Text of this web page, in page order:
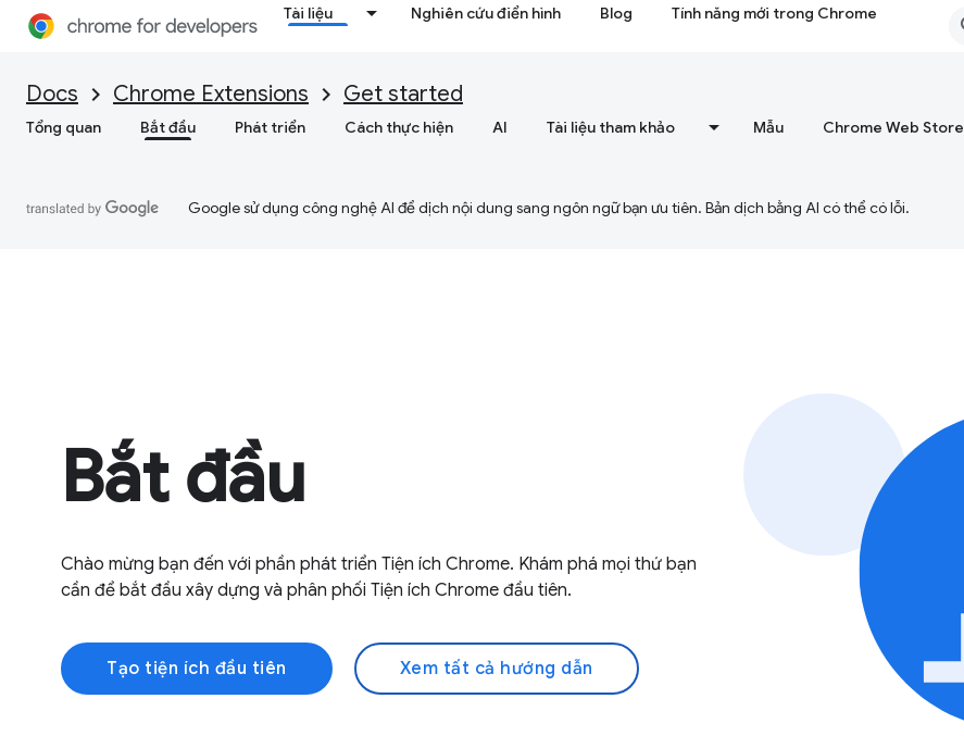
Tài liệu Nghiên cứu điển hình Blog Tính năng mới trong Chrome
Docs Chrome Extensions Get started
Tổng quan Bắt đầu Phát triển Cách thực hiện AI Tài liệu tham khảo Mẫu Chrome Web Store
Google sử dụng công nghệ AI để dịch nội dung sang ngôn ngữ bạn ưu tiên. Bản dịch bằng AI có thể có lỗi.
Bắt đầu
Chào mừng bạn đến với phần phát triển Tiện ích Chrome. Khám phá mọi thứ bạn
cần để bắt đầu xây dựng và phân phối Tiện ích Chrome đầu tiên.
Tạo tiện ích đầu tiên Xem tất cả hướng dẫn